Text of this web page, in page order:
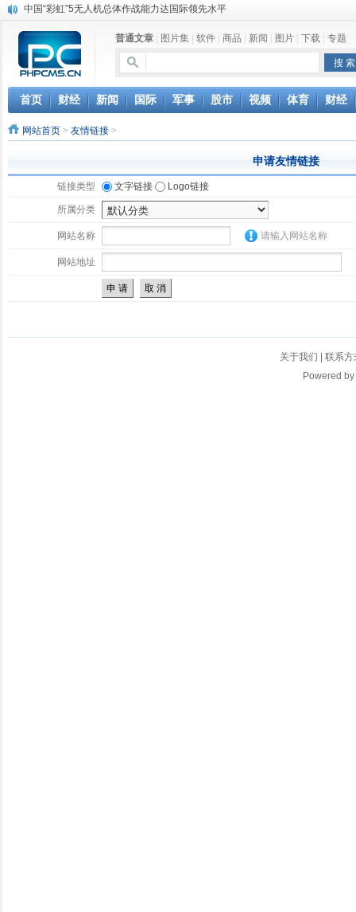
中国“彩虹”5无人机总体作战能力达国际领先水平
2016年中国军队大步前行 哪些“大杀器”公开亮相
中国武器2014年全面巩固国际市场 性价比优势高
中国南海收复8岛礁 “四点星座”战略曝光
海军第19、20批护航编队进行任务交接联合护航
中国舰机在西沙海域展开舰机联合巡航
第六届中国人民解放军新闻奖评选结果公示公告
普通文章 图片集 软件 商品 新闻 图片 下载 专题
首页 财经 新闻 国际 军事 股市 视频 体育 财经
网站首页 > 友情链接 >
申请友情链接
链接类型 文字链接 Logo链接
所属分类
网站名称 请输入网站名称
网站地址
关于我们
联系方
Powered by